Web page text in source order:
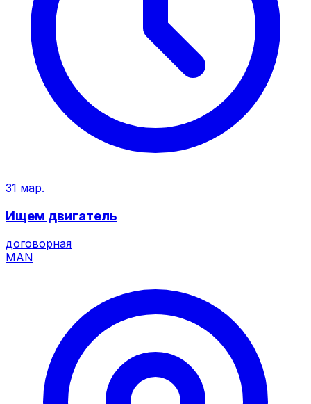
31 мар.
Ищем двигатель
договорная
MAN